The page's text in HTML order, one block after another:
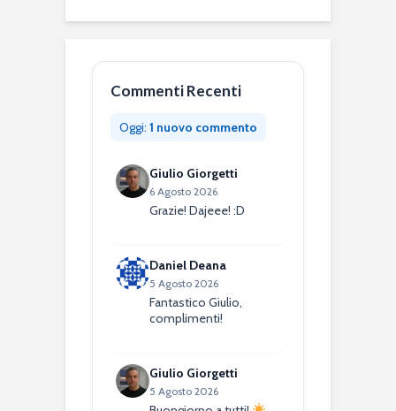
Commenti Recenti
Oggi: 1 nuovo commento
Giulio Giorgetti
6 Agosto 2026
Grazie! Dajeee! :D
Daniel Deana
5 Agosto 2026
Fantastico Giulio,
complimenti!
Giulio Giorgetti
5 Agosto 2026